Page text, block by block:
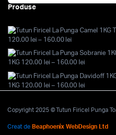
Produse
120.00 lei – 160.00 lei
prețuri:
până
la
1KG 120.00 lei – 160.00 lei
120.00 lei
la
1KG 120.00 lei – 160.00 lei
120.00 lei
până
Copyright 2025 © Tutun Firicel Punga
Creat de Beaphoenix WebDesign Ltd